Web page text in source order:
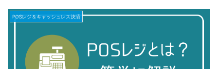
POSレジ＆キャッシュレス決済